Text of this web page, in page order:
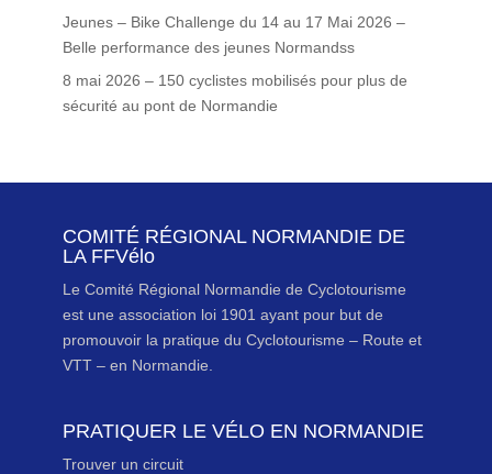
Jeunes – Bike Challenge du 14 au 17 Mai 2026 –
Belle performance des jeunes Normandss
8 mai 2026 – 150 cyclistes mobilisés pour plus de
sécurité au pont de Normandie
COMITÉ RÉGIONAL NORMANDIE DE
LA FFVélo
Le Comité Régional Normandie de Cyclotourisme
est une association loi 1901 ayant pour but de
promouvoir la pratique du Cyclotourisme – Route et
VTT – en Normandie.
PRATIQUER LE VÉLO EN NORMANDIE
Trouver un circuit